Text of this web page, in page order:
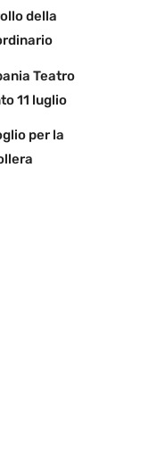
della
Teatro
11 luglio
per la